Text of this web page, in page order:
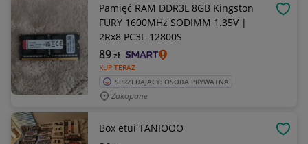
Pamięć RAM DDR3L 8GB Kingston
FURY 1600MHz SODIMM 1.35V |
2Rx8 PC3L-12800S
KUP TERAZ
89zł
SPRZEDAJĄCY: OSOBA PRYWATNA
Zakopane
Box etui TANIOOO